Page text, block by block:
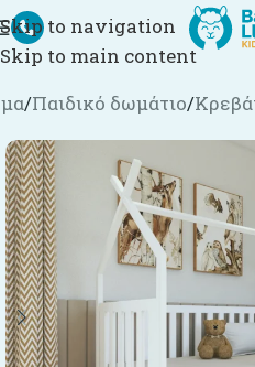
Skip to navigation
Skip to main content
/Παιδικό δωμάτιο/